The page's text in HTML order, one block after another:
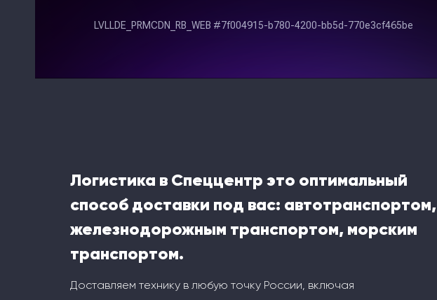
Логистика в Спеццентр это оптимальный
способ доставки под вас: автотранспортом,
железнодорожным транспортом, морским
транспортом.
Доставляем технику в любую точку России, включая